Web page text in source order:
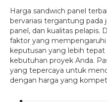
Harga sandwich panel
bervariasi tergantung pada
panel, dan kualitas
faktor yang
keputusan yang lebih tepat
kebutuhan proyek Anda.
yang tepercaya untuk
dengan harga yang